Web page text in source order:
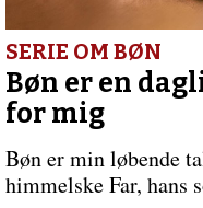
Guds
børn
SERIE OM BØN
Bøn er en
for mig
Bøn er min løbende
himmelske Far, hans